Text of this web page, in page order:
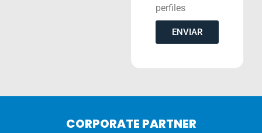
perfiles
ENVIAR
CORPORATE PARTNER